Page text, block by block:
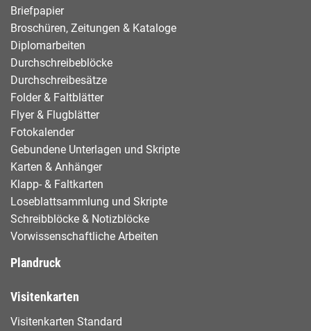
Briefpapier
Broschüren, Zeitungen & Kataloge
Diplomarbeiten
Durchschreibeblöcke
Durchschreibesätze
Folder & Faltblätter
Flyer & Flugblätter
Fotokalender
Gebundene Unterlagen und Skripte
Karten & Anhänger
Klapp- & Faltkarten
Loseblattsammlung und Skripte
Schreibblöcke & Notizblöcke
Vorwissenschaftliche Arbeiten
Plandruck
Visitenkarten
Visitenkarten Standard